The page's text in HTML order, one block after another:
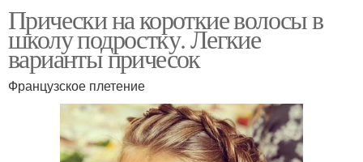
Прически на короткие волосы в
школу подростку. Легкие
варианты причесок
Французское плетение